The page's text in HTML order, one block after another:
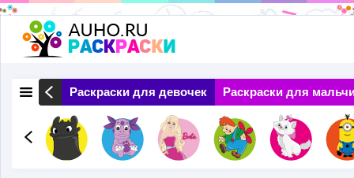
Перейти
к
основному
содержанию
Природа Раскраски для девочек Раскраски для